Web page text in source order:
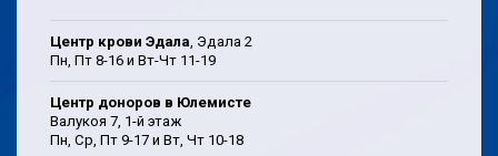
Центр крови Эдала , Эдала 2
Пн, Пт 8-16 и Вт-Чт 11-19
Центр доноров в Юлемисте
Валукоя 7, 1-й этаж
Пн, Cp, Пт 9-17 и Bт, Чт 10-18